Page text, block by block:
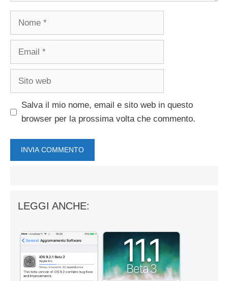
Nome
Email
Sito
Salva il mio nome, email e sito web in questo
browser per la prossima volta che commento.
LEGGI ANCHE: